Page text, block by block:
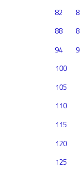
82
88
94
100
105
110
115
120
125